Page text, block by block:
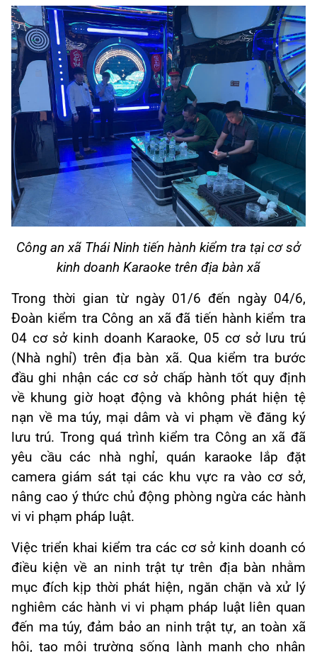
Công an xã Thái Ninh tiến hành kiểm tra tại cơ sở
kinh doanh Karaoke trên địa bàn xã
Trong thời gian từ ngày 01/6 đến ngày 04/6,
Đoàn kiểm tra Công an xã đã tiến hành kiểm tra
04 cơ sở kinh doanh Karaoke, 05 cơ sở lưu trú
(Nhà nghỉ) trên địa bàn xã. Qua kiểm tra bước
đầu ghi nhận các cơ sở chấp hành tốt quy định
về khung giờ hoạt động và không phát hiện tệ
nạn về ma túy, mại dâm và vi phạm về đăng ký
lưu trú. Trong quá trình kiểm tra Công an xã đã
yêu cầu các nhà nghỉ, quán karaoke lắp đặt
camera giám sát tại các khu vực ra vào cơ sở,
nâng cao ý thức chủ động phòng ngừa các hành
vi vi phạm pháp luật.
Việc triển khai kiểm tra các cơ sở kinh doanh có
điều kiện về an ninh trật tự trên địa bàn nhằm
mục đích kịp thời phát hiện, ngăn chặn và xử lý
nghiêm các hành vi vi phạm pháp luật liên quan
đến ma túy, đảm bảo an ninh trật tự, an toàn xã
hội, tạo môi trường sống lành mạnh cho nhân